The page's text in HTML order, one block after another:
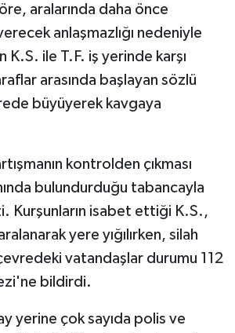
aralarında daha önce
anlaşmazlığı nedeniyle
K.S. ile T.F. iş yerinde karşı
arasında başlayan sözlü
büyüyerek kavgaya
kontrolden çıkması
bulundurduğu tabancayla
Kurşunların isabet ettiği K.S.,
yere yığılırken, silah
vatandaşlar durumu 112
bildirdi.
yerine çok sayıda polis ve